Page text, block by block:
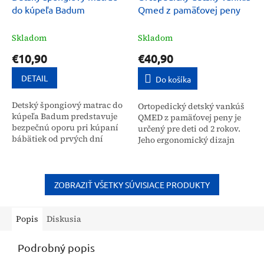
do kúpeľa Badum
Skladom
€10,90
DETAIL
Detský špongiový matrac do
kúpeľa Badum predstavuje
bezpečnú oporu pri kúpaní
bábätiek od prvých dní
podložka zabezpečuje...
Qmed z pamäťovej peny
Skladom
€40,90
Do košíka
Ortopedický detský vankúš
QMED z pamäťovej peny je
určený pre deti od 2 rokov.
Jeho ergonomický dizajn
čím zabezpečuje zdravý a...
ZOBRAZIŤ VŠETKY SÚVISIACE PRODUKTY
Popis Diskusia
Podrobný popis